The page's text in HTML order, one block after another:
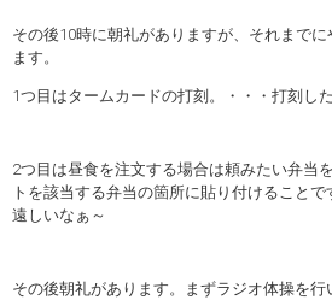
その後10時に朝礼がありますが、それまで
ます。
1つ目はタームカードの打刻。・・・打刻し
2つ目は昼食を注文する場合は頼みたい弁当
トを該当する弁当の箇所に貼り付けること
遠しいなぁ～
その後朝礼があります。まずラジオ体操を